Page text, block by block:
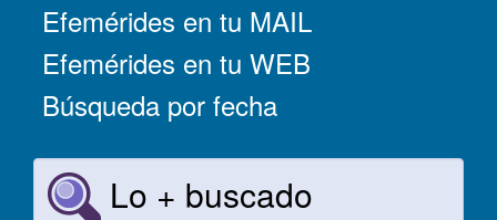
Efemérides en tu MAIL
Efemérides en tu WEB
Búsqueda por fecha
Lo + buscado